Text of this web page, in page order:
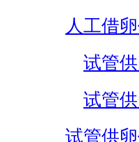
人工借
试管
试管
试管供